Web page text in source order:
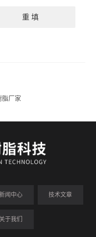
脂厂家
闻中心 技术文章
关于我们